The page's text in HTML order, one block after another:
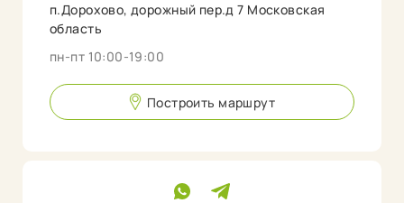
п.Дорохово, дорожный пер.д 7 Московская
область
пн-пт 10:00-19:00
Построить маршрут